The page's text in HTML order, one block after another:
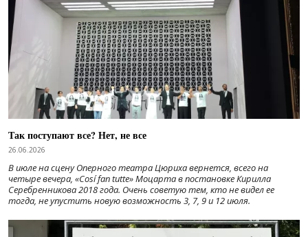
Так поступают все? Нет, не все
26.06.2026
В июле на сцену Оперного театра Цюриха вернется, всего на
четыре вечера, «Cosí fan tutte» Моцарта в постановке Кирилла
Серебренникова 2018 года. Очень советую тем, кто не видел ее
тогда, не упустить новую возможность 3, 7, 9 и 12 июля.